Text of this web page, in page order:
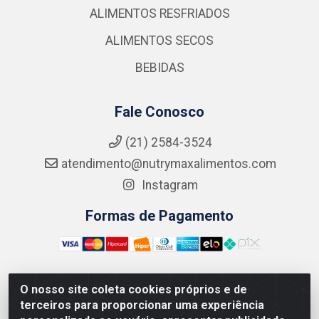
O nosso site coleta cookies próprios e de
terceiros para proporcionar uma experiência
ALIMENTOS RESFRIADOS
ALIMENTOS SECOS
BEBIDAS
Fale Conosco
(21) 2584-3524
atendimento@nutrymaxalimentos.com
Instagram
Formas de Pagamento
NUTRY MAX COMÉRCIO DE PRODUTOS ALIMENTICIOS
LTDA - RUA DO FEIJÃO, 721 PENHA CIRCULAR/RJ -